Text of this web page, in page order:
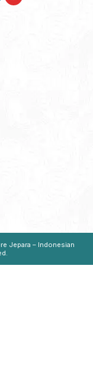
Jepara – Indonesian